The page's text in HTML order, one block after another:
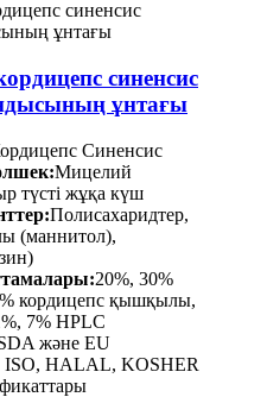
синенсис
ұнтағы
Синенсис
Мицелий
түсті жұқа күш
Полисахаридтер,
(маннитол),
20%, 30%
кордицепс қышқылы,
7% HPLC
және EU
ISO, HALAL, KOSHER